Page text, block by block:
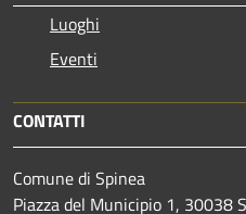
Luoghi
Eventi
CONTATTI
Comune di Spinea
Piazza del Municipio 1, 30038